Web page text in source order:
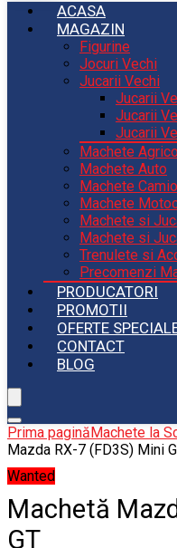
ACASA
MAGAZIN
Figurine
Jocuri Vechi
Jucarii Vechi
Jucarii
Jucarii
Jucarii
Machete
Machete Auto
Machete
Machete
Machete si
Machete si
Trenulete si
Precomenzi
PRODUCATORI
PROMOTII
OFERTE
CONTACT
BLOG
Prima paginăMachete la
Mazda RX-7 (FD3S) Mini
Wanted
Machetă
GT